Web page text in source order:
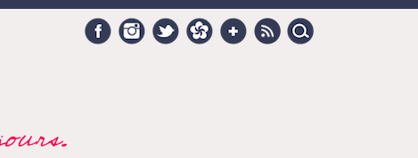
Search
for:
FacebookInstagramTwitter HellocotonGoogle +
RSS